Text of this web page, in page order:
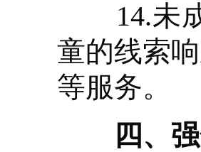
14.未成
童的线索
等服务。
四、